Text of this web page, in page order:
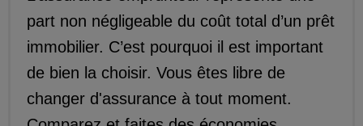
part non négligeable du coût total d’un prêt
immobilier. C’est pourquoi il est important
de bien la choisir. Vous êtes libre de
changer d'assurance à tout moment.